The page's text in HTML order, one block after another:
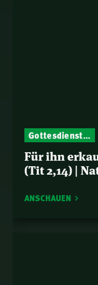
Gottesdienst-Botschaften – Jeden Sonntag neu: Aktuelle Predigten vom Mitternachtsruf
Für ihn
(Tit 2,14) |
ANSCHAUEN